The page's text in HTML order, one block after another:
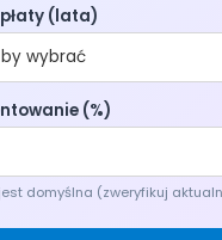
(lata)
(%)
domyślna (zweryfikuj